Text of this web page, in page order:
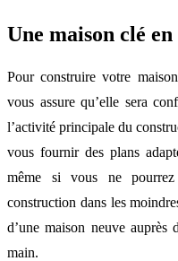
Une maison clé
Pour construire votre
vous assure qu’elle sera
l’activité principale du
vous fournir des plans
même si vous ne
construction dans les
d’une maison neuve
main.